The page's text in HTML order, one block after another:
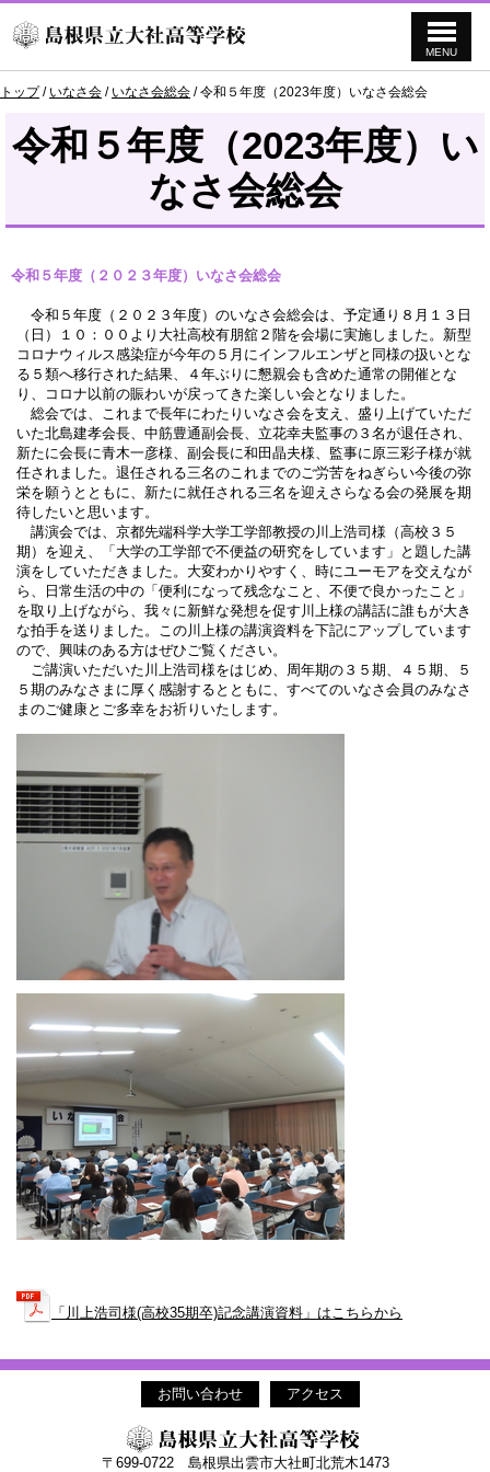
MENU
現
位
トップ/ いなさ会 / いなさ会総会 /令和５年度（2023年度）いなさ会総会
令和５年度（2023年度）い
なさ会総会
令和５年度（２０２３年度）いなさ会総会
令和５年度（２０２３年度）のいなさ会総会は、予定通り８月１３日
（日）１０：００より大社高校有朋舘２階を会場に実施しました。新型
コロナウィルス感染症が今年の５月にインフルエンザと同様の扱いとな
る５類へ移行された結果、４年ぶりに懇親会も含めた通常の開催とな
り、コロナ以前の賑わいが戻ってきた楽しい会となりました。
総会では、これまで長年にわたりいなさ会を支え、盛り上げていただ
いた北島建孝会長、中筋豊通副会長、立花幸夫監事の３名が退任され、
新たに会長に青木一彦様、副会長に和田晶夫様、監事に原三彩子様が就
任されました。退任される三名のこれまでのご労苦をねぎらい今後の弥
栄を願うとともに、新たに就任される三名を迎えさらなる会の発展を期
待したいと思います。
講演会では、京都先端科学大学工学部教授の川上浩司様（高校３５
期）を迎え、「大学の工学部で不便益の研究をしています」と題した講
演をしていただきました。大変わかりやすく、時にユーモアを交えなが
ら、日常生活の中の「便利になって残念なこと、不便で良かったこと」
を取り上げながら、我々に新鮮な発想を促す川上様の講話に誰もが大き
な拍手を送りました。この川上様の講演資料を下記にアップしています
ので、興味のある方はぜひご覧ください。
ご講演いただいた川上浩司様をはじめ、周年期の３５期、４５期、５
５期のみなさまに厚く感謝するとともに、すべてのいなさ会員のみなさ
まのご健康とご多幸をお祈りいたします。
「川上浩司様(高校35期卒)記念講演資料」はこちらから
お問い合わせ アクセス
〒699-0722 島根県出雲市大社町北荒木1473